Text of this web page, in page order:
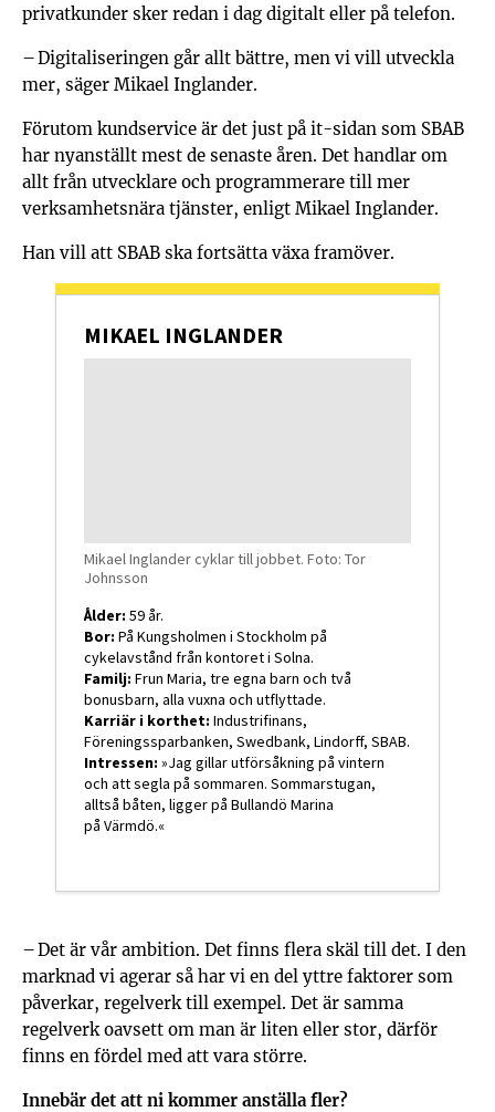
privatkunder sker redan i dag digitalt eller på telefon.
– Digitaliseringen går allt bättre, men vi vill utveckla
mer, säger Mikael Inglander.
Förutom kundservice är det just på it-sidan som SBAB
har nyanställt mest de senaste åren. Det handlar om
allt från utvecklare och programmerare till mer
verksamhetsnära tjänster, enligt Mikael Inglander.
Han vill att SBAB ska fortsätta växa framöver.
MIKAEL INGLANDER
Mikael Inglander cyklar till jobbet. Foto: Tor
Johnsson
Ålder: 59 år.
Bor: På Kungsholmen i Stockholm på
cykelavstånd från kontoret i Solna.
Familj: Frun Maria, tre egna barn och två
bonusbarn, alla vuxna och utflyttade.
Karriär i korthet: Industrifinans,
Föreningssparbanken, Swedbank, Lindorff, SBAB.
Intressen: »Jag gillar utförsåkning på vintern
och att segla på sommaren. Sommarstugan,
alltså båten, ligger på Bullandö Marina
på Värmdö.«
– Det är vår ambition. Det finns flera skäl till det. I den
marknad vi agerar så har vi en del yttre faktorer som
påverkar, regelverk till exempel. Det är samma
regelverk oavsett om man är liten eller stor, därför
finns en fördel med att vara större.
Innebär det att ni kommer anställa fler?